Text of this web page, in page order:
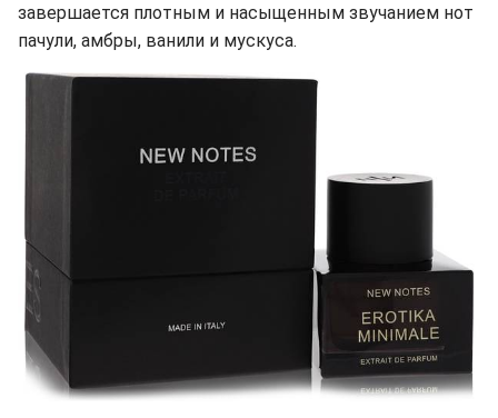
завершается плотным и насыщенным звучанием нот
пачули, амбры, ванили и мускуса.